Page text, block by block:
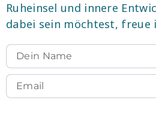
Ruheinsel und innere
dabei sein möchtest, freue